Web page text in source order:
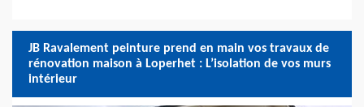
JB Ravalement peinture prend en main vos travaux de
rénovation maison à Loperhet : L’isolation de vos murs
intérieur